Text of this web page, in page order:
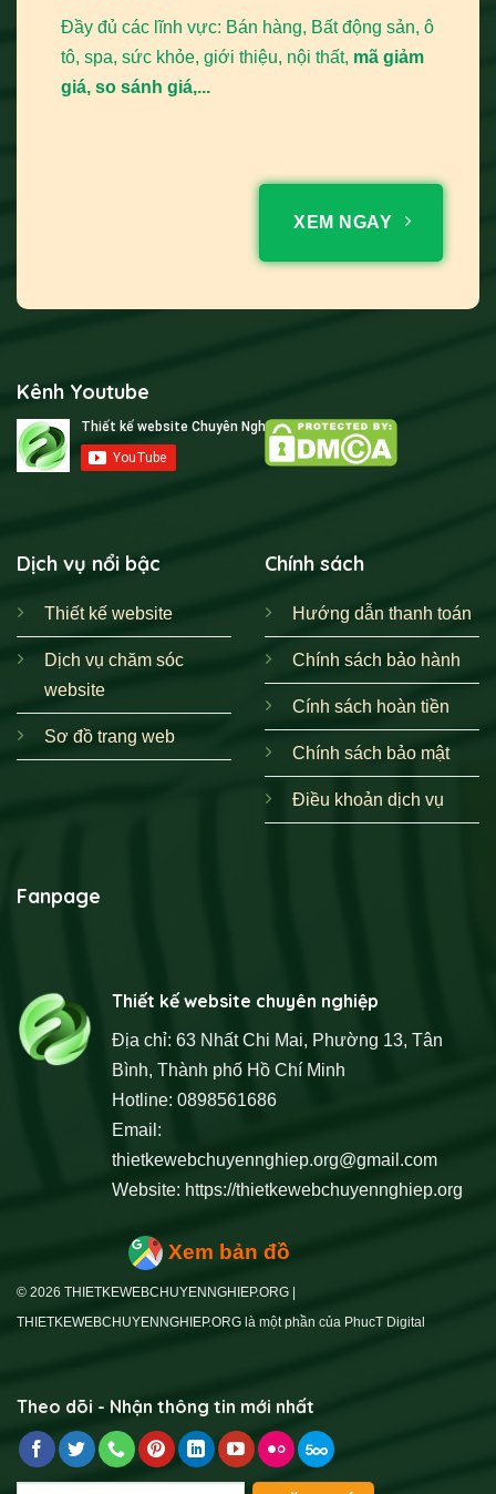
Đầy đủ các lĩnh vực: Bán hàng, Bất động sản, ô
tô, spa, sức khỏe, giới thiệu, nội thất, mã giảm
giá, so sánh giá,...
XEM NGAY
Kênh Youtube
Dịch vụ nổi bậc
Thiết kế website
Dịch vụ chăm sóc
website
Sơ đồ trang web
Chính sách
Hướng dẫn thanh toán
Chính sách bảo hành
Cính sách hoàn tiền
Chính sách bảo mật
Điều khoản dịch vụ
Fanpage
Thiết kế website chuyên nghiệp
Địa chỉ: 63 Nhất Chi Mai, Phường 13, Tân
Bình, Thành phố Hồ Chí Minh
Hotline: 0898561686
Email:
thietkewebchuyennghiep.org@gmail.com
Website: https://thietkewebchuyennghiep.org
Xem bản đồ
© 2026 THIETKEWEBCHUYENNGHIEP.ORG |
THIETKEWEBCHUYENNGHIEP.ORG là một phần của PhucT Digital
Theo dõi - Nhận thông tin mới nhất